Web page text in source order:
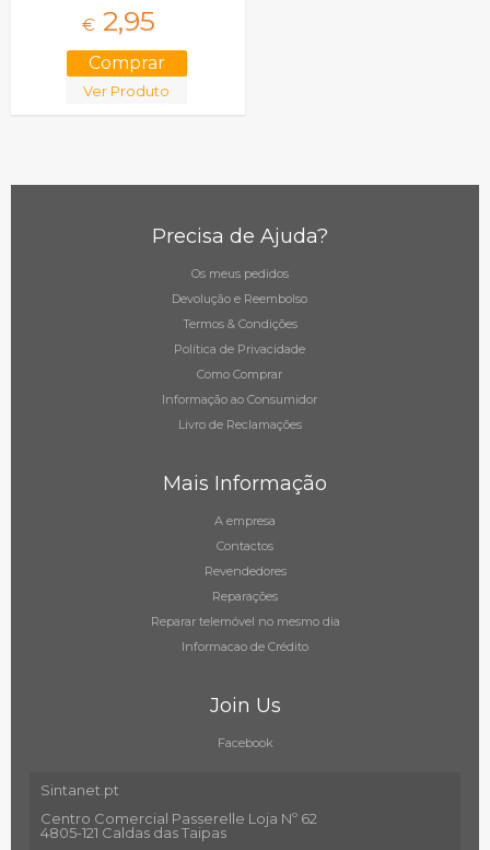
€ 2,95
Ver Produto
Precisa de Ajuda?
Os meus pedidos
Devolução e Reembolso
Termos & Condições
Política de Privacidade
Como Comprar
Informação ao Consumidor
Livro de Reclamações
Mais Informação
A empresa
Contactos
Revendedores
Reparações
Reparar telemóvel no mesmo dia
Informacao de Crédito
Join Us
Facebook
Sintanet.pt
Centro Comercial Passerelle Loja Nº 62
4805-121 Caldas das Taipas